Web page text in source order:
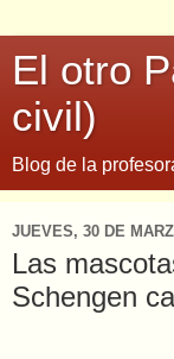
El otro
civil)
Blog de la
JUEVES, 30 DE
Las
Schengen